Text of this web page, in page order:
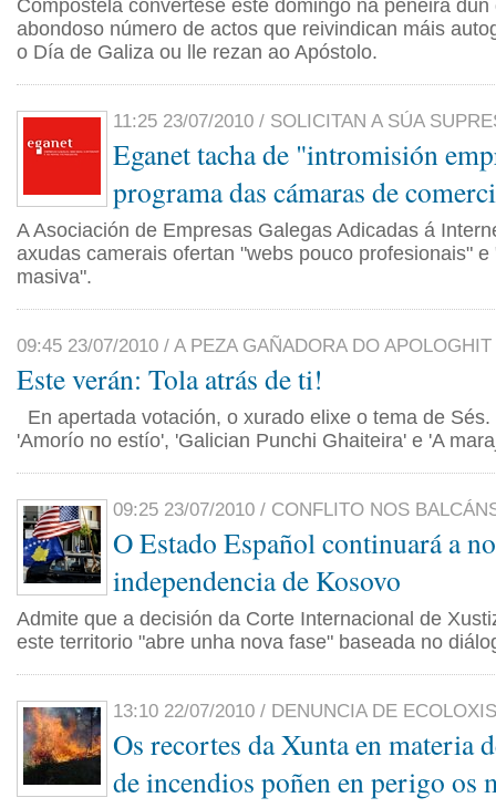
Compostela convértese este domingo na peneira dun
abondoso número de actos que reivindican máis
o Día de Galiza ou lle rezan ao Apóstolo.
11:25 23/07/2010 / SOLICITAN A SÚA
Eganet tacha de "intromisión
programa das cámaras de
A Asociación de Empresas Galegas Adicadas á
axudas camerais ofertan "webs pouco profesionais" e
masiva".
09:45 23/07/2010 / A PEZA GAÑADORA DO APOLOGHIT
Este verán: Tola atrás de ti!
En apertada votación, o xurado elixe o tema de Sés.
'Amorío no estío', 'Galician Punchi Ghaiteira' e 'A
09:25 23/07/2010 / CONFLITO NOS
O Estado Español continuará a
independencia de Kosovo
Admite que a decisión da Corte Internacional de
este territorio "abre unha nova fase" baseada no
13:10 22/07/2010 / DENUNCIA DE
Os recortes da Xunta en materia
de incendios poñen en perigo os